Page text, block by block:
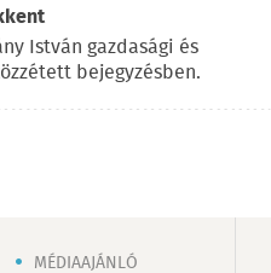
István gazdasági és
bejegyzésben.
MÉDIAAJÁNLÓ